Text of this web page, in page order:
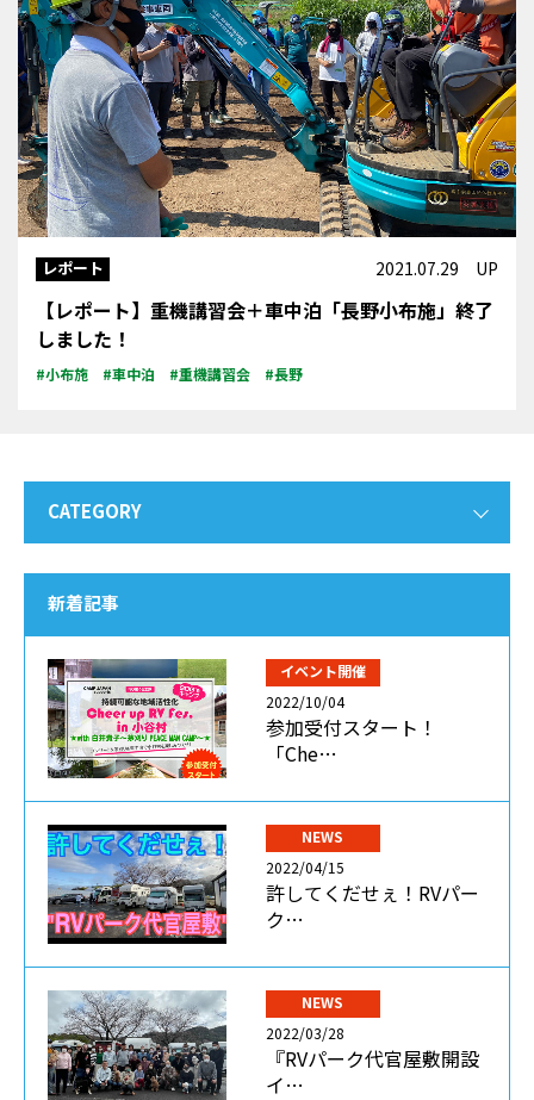
レポート 2021.07.29 UP
【レポート】重機講習会＋車中泊「長野小布施」終了
しました！
#小布施 #車中泊 #重機講習会 #長野
CATEGORY
新着記事
イベント開催
2022/10/04
参加受付スタート！
「Che…
NEWS
2022/04/15
許してくだせぇ！RVパー
ク…
NEWS
2022/03/28
『RVパーク代官屋敷開設
イ…